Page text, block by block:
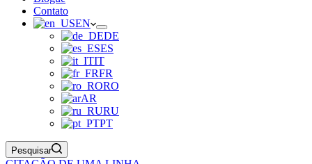
Contato
EN
DE
ES
IT
FR
RO
AR
RU
PT
Pesquisar